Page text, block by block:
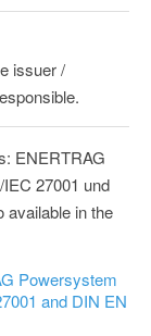
issuer /
ENERTRAG
27001 und
available in the
Powersystem
and DIN EN